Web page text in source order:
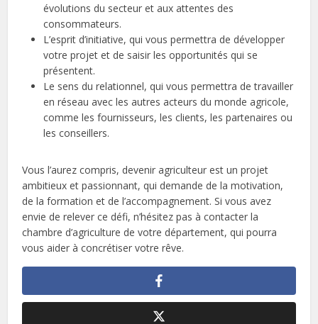
évolutions du secteur et aux attentes des
consommateurs.
L’esprit d’initiative, qui vous permettra de développer
votre projet et de saisir les opportunités qui se
présentent.
Le sens du relationnel, qui vous permettra de travailler
en réseau avec les autres acteurs du monde agricole,
comme les fournisseurs, les clients, les partenaires ou
les conseillers.
Vous l’aurez compris, devenir agriculteur est un projet
ambitieux et passionnant, qui demande de la motivation,
de la formation et de l’accompagnement. Si vous avez
envie de relever ce défi, n’hésitez pas à contacter la
chambre d’agriculture de votre département, qui pourra
vous aider à concrétiser votre rêve.